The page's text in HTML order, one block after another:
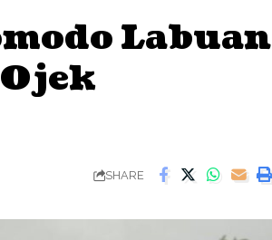
Labuan
SHARE